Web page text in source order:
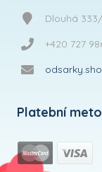
Dlouhá
+420 727
Platební